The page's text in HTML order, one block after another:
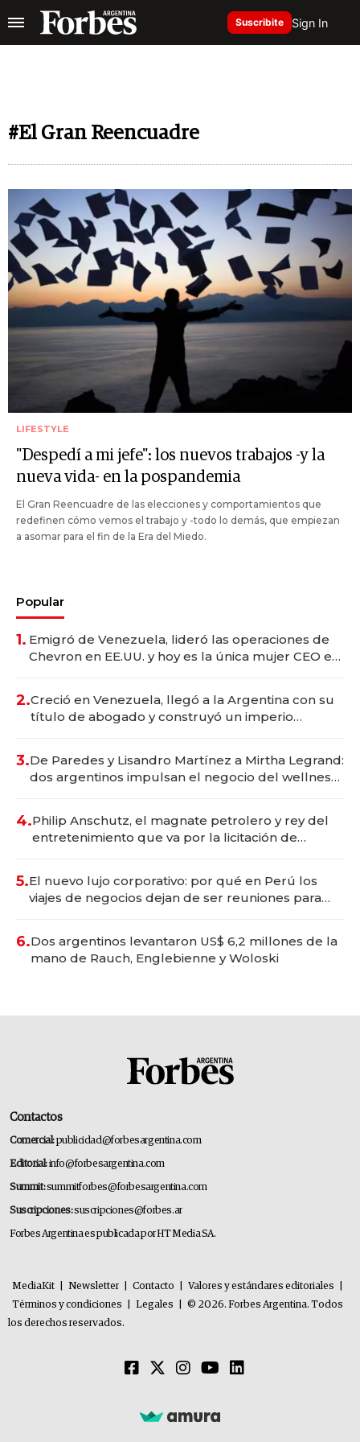
Suscribite Sign In
#El Gran Reencuadre
LIFESTYLE
"Despedí a mi jefe": los nuevos trabajos -y la
nueva vida- en la pospandemia
El Gran Reencuadre de las elecciones y comportamientos que
redefinen cómo vemos el trabajo y -todo lo demás, que empiezan
a asomar para el fin de la Era del Miedo.
Popular
1. Emigró de Venezuela, lideró las operaciones de
Chevron en EE.UU. y hoy es la única mujer CEO en
2.Creció en Venezuela, llegó a la Argentina con su
título de abogado y construyó un imperio
3.De Paredes y Lisandro Martínez a Mirtha Legrand:
dos argentinos impulsan el negocio del wellness
4.Philip Anschutz, el magnate petrolero y rey del
entretenimiento que va por la licitación de
5.El nuevo lujo corporativo: por qué en Perú los
viajes de negocios dejan de ser reuniones para
6.Dos argentinos levantaron US$ 6,2 millones de la
mano de Rauch, Englebienne y Woloski
Contactos
Comercial:publicidad@forbesargentina.com
Editorial:info@forbesargentina.com
Summit:summitforbes@forbesargentina.com
Suscripciones:suscripciones@forbes.ar
Forbes Argentina es publicada por HT Media SA.
MediaKit Newsletter Contacto Valores y estándares editoriales
Términos y condiciones
Legales
© 2026. Forbes Argentina. Todos
los derechos reservados.